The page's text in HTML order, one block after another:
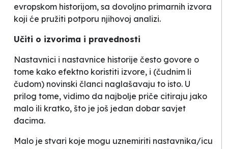
evropskom historijom, sa dovoljno primarnih izvora
koji će pružiti potporu njihovoj analizi.
Učiti o izvorima i pravednosti
Nastavnici i nastavnice historije često govore o
tome kako efektno koristiti izvore, i (čudnim li
čudom) novinski članci naglašavaju to isto. U
prilog tome, vidimo da najbolje priče citiraju jako
malo ili kratko, što je još jedan dobar savjet
đacima.
Malo je stvari koje mogu uznemiriti nastavnika/icu